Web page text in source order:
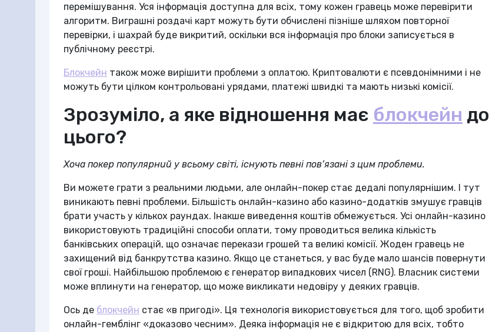
перемішування. Уся інформація доступна для всіх, тому кожен гравець може перевірити
алгоритм. Виграшні роздачі карт можуть бути обчислені пізніше шляхом повторної
перевірки, і шахрай буде викритий, оскільки вся інформація про блоки записується в
публічному реєстрі.
Блокчейн також може вирішити проблеми з оплатою. Криптовалюти є псевдонімними і не
можуть бути цілком контрольовані урядами, платежі швидкі та мають низькі комісії.
Зрозуміло, а яке відношення має блокчейн до
цього?
Хоча покер популярний у всьому світі, існують певні пов’язані з цим проблеми.
Ви можете грати з реальними людьми, але онлайн-покер стає дедалі популярнішим. І тут
виникають певні проблеми. Більшість онлайн-казино або казино-додатків змушує гравців
брати участь у кількох раундах. Інакше виведення коштів обмежується. Усі онлайн-казино
використовують традиційні способи оплати, тому проводиться велика кількість
банківських операцій, що означає перекази грошей та великі комісії. Жоден гравець не
захищений від банкрутства казино. Якщо це станеться, у вас буде мало шансів повернути
свої гроші. Найбільшою проблемою є генератор випадкових чисел (RNG). Власник системи
може вплинути на генератор, що може викликати недовіру у деяких гравців.
Ось де блокчейн стає «в пригоді». Ця технологія використовується для того, щоб зробити
онлайн-гемблінг «доказово чесним». Деяка інформація не є відкритою для всіх, тобто